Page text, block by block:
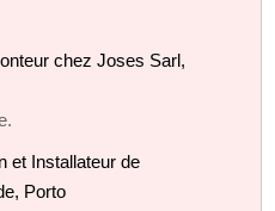
chez Joses Sarl,
et Installateur de
Porto